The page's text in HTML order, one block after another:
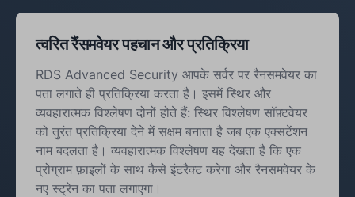
त्वरित रैंसमवेयर पहचान और प्रतिक्रिया
RDS Advanced Security आपके सर्वर पर रैनसमवेयर का
पता लगाते ही प्रतिक्रिया करता है। इसमें स्थिर और
व्यवहारात्मक विश्लेषण दोनों होते हैं: स्थिर विश्लेषण सॉफ़्टवेयर
को तुरंत प्रतिक्रिया देने में सक्षम बनाता है जब एक एक्सटेंशन
नाम बदलता है। व्यवहारात्मक विश्लेषण यह देखता है कि एक
प्रोग्राम फ़ाइलों के साथ कैसे इंटरैक्ट करेगा और रैनसमवेयर के
नए स्ट्रेन का पता लगाएगा।